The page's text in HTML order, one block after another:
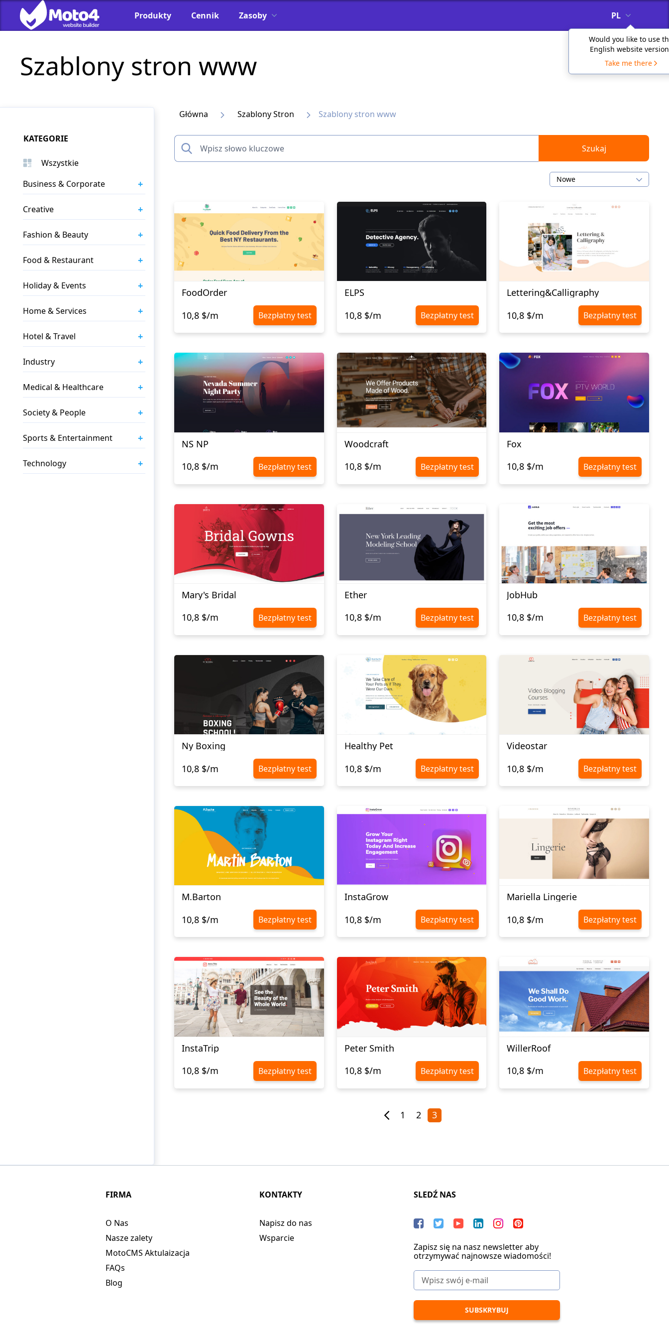
Produkty Cennik Zasoby PL
Would you like to use
English website
Take me there
Szablony stron www
KATEGORIE
Wszystkie
Business & Corporate
+
Creative +
Fashion & Beauty +
Food & Restaurant +
Holiday & Events +
Home & Services +
Hotel & Travel +
Industry +
Medical & Healthcare +
Society & People +
Sports & Entertainment +
Technology +
Główna Szablony Stron Szablony stron www
Szukaj
Nowe
FoodOrder
10,8 $/m
Bezpłatny test
ELPS
10,8 $/m
Bezpłatny test
Lettering&Calligraphy
10,8 $/m
Bezpłatny test
NS NP
10,8 $/m
Bezpłatny test
Woodcraft
10,8 $/m
Bezpłatny test
Fox
10,8 $/m
Bezpłatny test
Mary's Bridal
10,8 $/m
Bezpłatny test
Ether
10,8 $/m
Bezpłatny test
JobHub
10,8 $/m
Bezpłatny test
Ny Boxing
10,8 $/m
Bezpłatny test
Healthy Pet
10,8 $/m
Bezpłatny test
Videostar
10,8 $/m
Bezpłatny test
M.Barton
10,8 $/m
Bezpłatny test
InstaGrow
10,8 $/m
Bezpłatny test
Mariella Lingerie
10,8 $/m
Bezpłatny test
InstaTrip
10,8 $/m
Bezpłatny test
Peter Smith
10,8 $/m
Bezpłatny test
WillerRoof
10,8 $/m
Bezpłatny test
1 2 3
FIRMA
O Nas
Nasze zalety
MotoCMS Aktulaizacja
FAQs
Blog
KONTAKTY
Napisz do nas
Wsparcie
SLEDŹ NAS
Zapisz się na nasz newsletter aby
otrzymywać najnowsze wiadomości!